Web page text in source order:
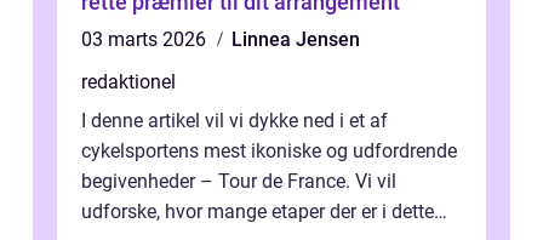
03 marts 2026
Linnea Jensen
redaktionel
I denne artikel vil vi dykke ned i et af
cykelsportens mest ikoniske og udfordrende
begivenheder – Tour de France. Vi vil
udforske, hvor mange etaper der er i dette